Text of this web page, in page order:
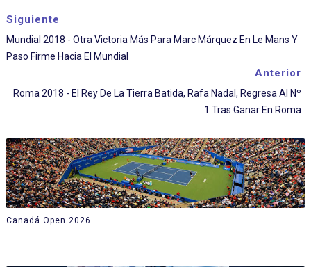
Siguiente
Mundial 2018 - Otra Victoria Más Para Marc Márquez En Le Mans Y
Paso Firme Hacia El Mundial
Anterior
Roma 2018 - El Rey De La Tierra Batida, Rafa Nadal, Regresa Al Nº
1 Tras Ganar En Roma
Canadá Open 2026